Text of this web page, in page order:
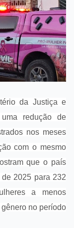
da Justiça e
redução de
nos meses
com o mesmo
que o país
2025 para 232
a menos
no período